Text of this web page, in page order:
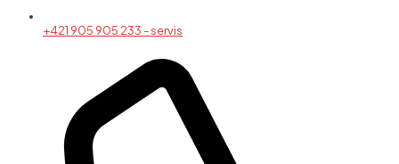
+421 905 905 233 - servis